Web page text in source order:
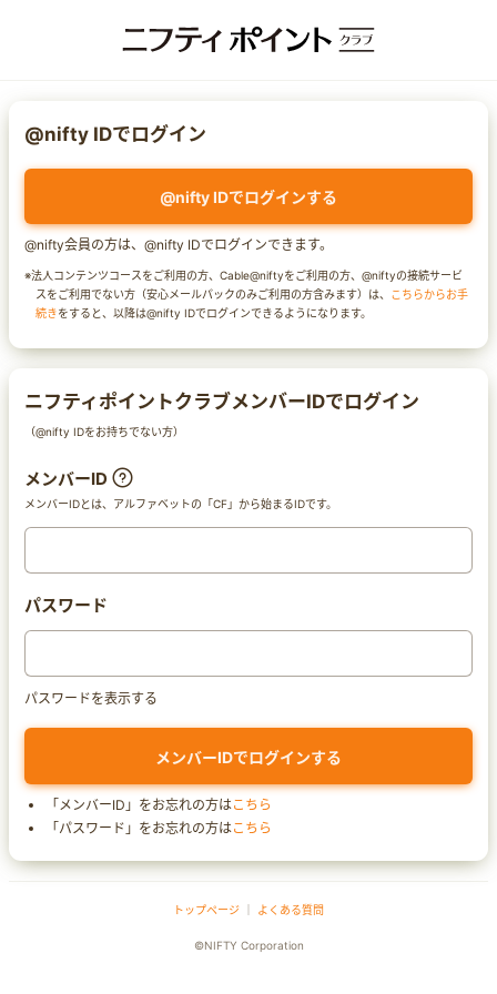
@nifty IDでログイン
@nifty IDでログインする
@nifty会員の方は、@nifty IDでログインできます。
※法人コンテンツコースをご利用の方、Cable@niftyをご利用の方、@niftyの接続サービ
スをご利用でない方（安心メールパックのみご利用の方含みます）は、 こちらからお手
続きをすると、以降は@nifty IDでログインできるようになります。
ニフティポイントクラブメンバーIDでログイン
（@nifty IDをお持ちでない方）
メンバーID
メンバーIDとは、アルファベットの「CF」から始まるIDです。
パスワード
パスワードを表示する
「メンバーID」をお忘れの方はこちら
「パスワード」をお忘れの方はこちら
トップページ よくある質問
©NIFTY Corporation